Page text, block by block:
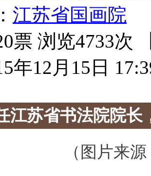
江苏省国画院
票 浏览4733次
年12月15日
江苏省书法院院长
（图片来